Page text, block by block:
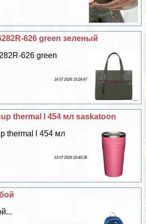
626 green зеленый
626 green
14 07 2026 15:24:47
thermal l 454 мл saskatoon
thermal l 454 мл
13 07 2026 10:40:36